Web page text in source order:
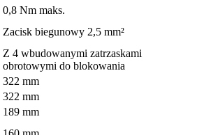
0,8 Nm maks.
Zacisk biegunowy 2,5 mm²
Z 4 wbudowanymi zatrzaskami
obrotowymi do blokowania
322 mm
322 mm
189 mm